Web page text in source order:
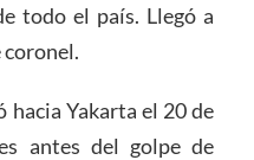
todo el país. Llegó a
coronel.
hacia Yakarta el 20 de
antes del golpe de